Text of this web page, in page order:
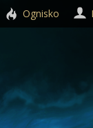
Ognisko